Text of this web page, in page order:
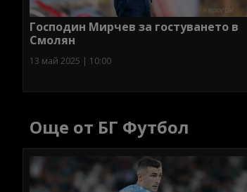
Господин Мирчев за гостуването в
Смолян
13 май 2025 | 10:00
Още от БГ Футбол